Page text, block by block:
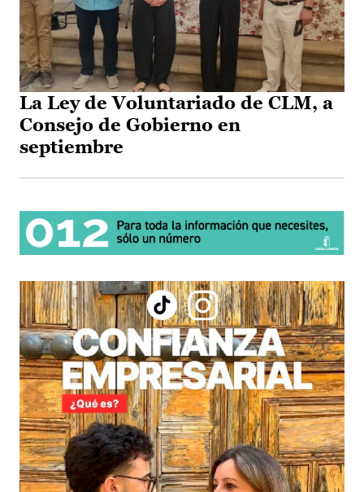
La Ley de Voluntariado de CLM, a
Consejo de Gobierno en
septiembre